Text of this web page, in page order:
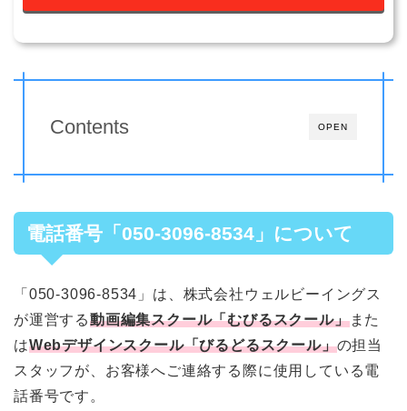
OPEN
Contents
電話番号「050-3096-8534」について
「050-3096-8534」は、株式会社ウェルビーイングス
が運営する動画編集スクール「むびるスクール」また
はWebデザインスクール「びるどるスクール」の担当
スタッフが、お客様へご連絡する際に使用している電
話番号です。